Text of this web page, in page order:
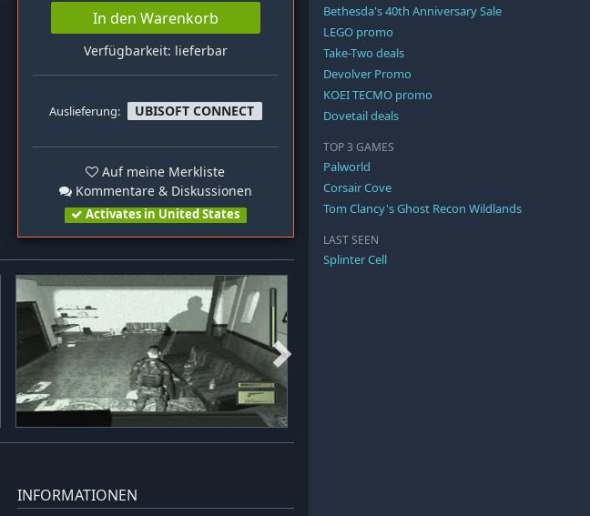
In den Warenkorb
Verfügbarkeit: lieferbar
Auslieferung: UBISOFT CONNECT
Auf meine Merkliste
Kommentare & Diskussionen
Activates in United States
INFORMATIONEN
Bethesda's 40th Anniversary Sale
LEGO promo
Take-Two deals
Devolver Promo
KOEI TECMO promo
Dovetail deals
TOP 3 GAMES
Palworld
Corsair Cove
Tom Clancy's Ghost Recon Wildlands
LAST SEEN
Splinter Cell